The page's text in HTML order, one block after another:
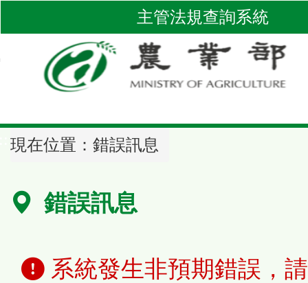
到
區
塊
主管法規查詢系統
現在位置： 錯誤訊息
錯誤訊息
系統發生非預期錯誤，